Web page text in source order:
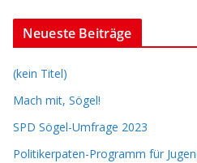
Neueste Beiträge
(kein Titel)
Mach mit, Sögel!
SPD Sögel-Umfrage 2023
Politikerpaten-Programm für